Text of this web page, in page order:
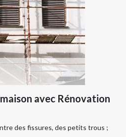
avec Rénovation
des fissures, des petits trous ;